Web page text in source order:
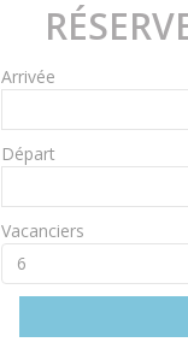
Arrivée
Départ
Vacanciers